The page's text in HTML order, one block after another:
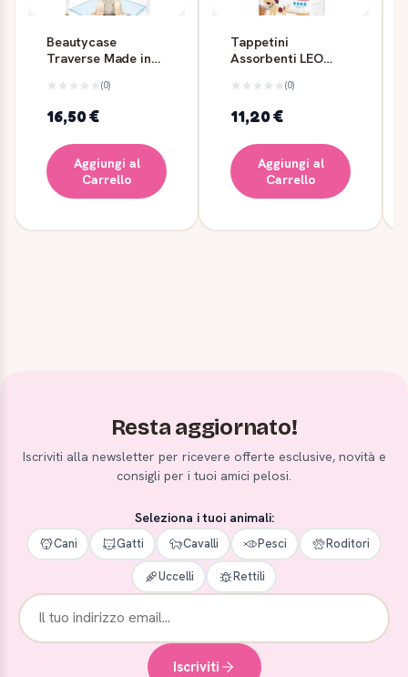
Beautycase
Traverse Made in
pz
(0)
16,50 €
Aggiungi al
Carrello
Tappetini
Assorbenti LEO
- LEOPET(0)
11,20 €
Aggiungi al
Carrello
Resta aggiornato!
Iscriviti alla newsletter per ricevere offerte esclusive, novità e
consigli per i tuoi amici pelosi.
Seleziona i tuoi animali:
Cani Gatti Cavalli Pesci Roditori
Uccelli Rettili
Iscriviti